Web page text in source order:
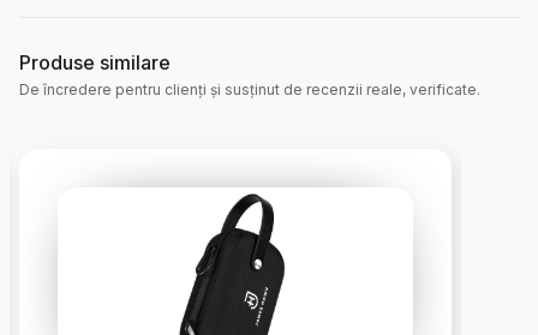
Produse similare
De încredere pentru clienți și susținut de recenzii reale, verificate.